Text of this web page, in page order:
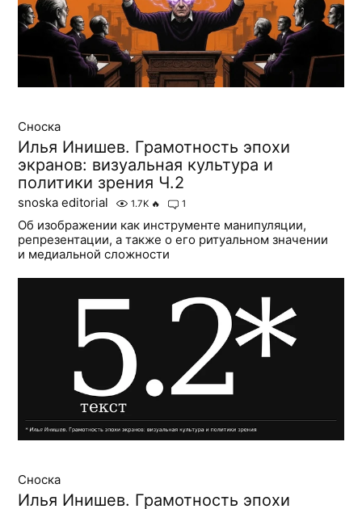
Сноска
Илья Инишев. Грамотность эпохи
экранов: визуальная культура и
политики зрения Ч.2
snoska editorial 1.7K 🔥 1
Об изображении как инструменте манипуляции,
репрезентации, а также о его ритуальном значении
и медиальной сложности
Сноска
Илья Инишев. Грамотность эпохи